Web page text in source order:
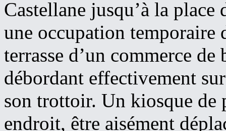
Castellane jusqu’à la
une occupation temporaire
terrasse d’un commerce
débordant effectivement
son trottoir. Un kiosque de
endroit, être aisément